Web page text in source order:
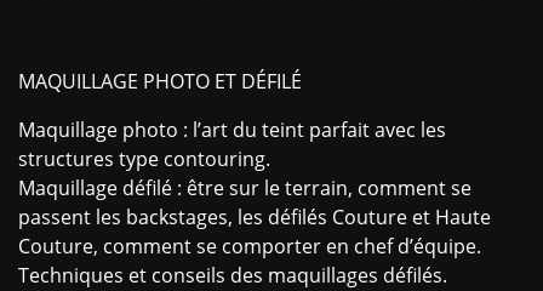
MAQUILLAGE PHOTO ET DÉFILÉ
Maquillage photo : l’art du teint parfait avec les
structures type contouring.
Maquillage défilé : être sur le terrain, comment se
passent les backstages, les défilés Couture et Haute
Couture, comment se comporter en chef d’équipe.
Techniques et conseils des maquillages défilés.